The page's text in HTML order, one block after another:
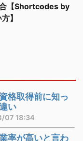
【Shortcodes by
】
格取得前に知っ
い
07 18:34
率が高いと言わ